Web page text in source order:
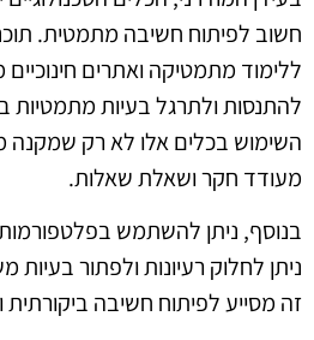
חשוב לפיתוח חשיבה מתמטית.
ללימוד מתמטיקה ואתרים
להתנסות ולתרגל בעיות מתמטיות
השימוש בכלים אלו לא רק שמקנה
מעודד חקר ושאלת שאלות.
בנוסף, ניתן להשתמש
ניתן לחלוק רעיונות ולפתור
זה מסייע לפיתוח חשיבה